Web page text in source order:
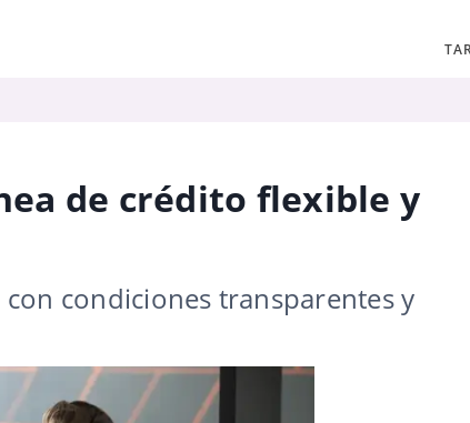
de crédito flexible y
condiciones transparentes y